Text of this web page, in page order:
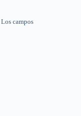
Los campos